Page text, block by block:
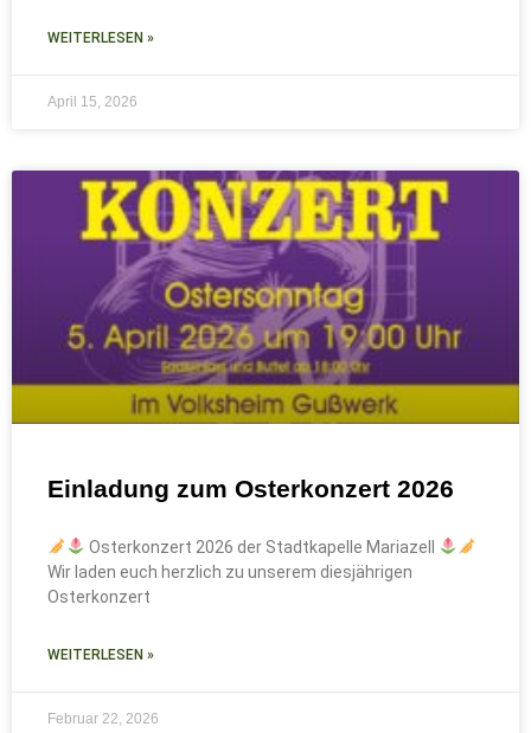
WEITERLESEN »
April 15, 2026
Einladung zum Osterkonzert 2026
Osterkonzert 2026 der Stadtkapelle Mariazell
Wir laden euch herzlich zu unserem diesjährigen
Osterkonzert
WEITERLESEN »
Februar 22, 2026